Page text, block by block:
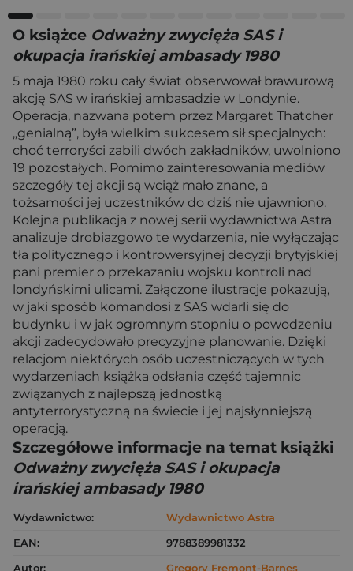
O książce Odważny zwycięża SAS i
okupacja irańskiej ambasady 1980
5 maja 1980 roku cały świat obserwował brawurową
akcję SAS w irańskiej ambasadzie w Londynie.
Operacja, nazwana potem przez Margaret Thatcher
„genialną”, była wielkim sukcesem sił specjalnych:
choć terroryści zabili dwóch zakładników, uwolniono
19 pozostałych. Pomimo zainteresowania mediów
szczegóły tej akcji są wciąż mało znane, a
tożsamości jej uczestników do dziś nie ujawniono.
Kolejna publikacja z nowej serii wydawnictwa Astra
analizuje drobiazgowo te wydarzenia, nie wyłączając
tła politycznego i kontrowersyjnej decyzji brytyjskiej
pani premier o przekazaniu wojsku kontroli nad
londyńskimi ulicami. Załączone ilustracje pokazują,
w jaki sposób komandosi z SAS wdarli się do
budynku i w jak ogromnym stopniu o powodzeniu
akcji zadecydowało precyzyjne planowanie. Dzięki
relacjom niektórych osób uczestniczących w tych
wydarzeniach książka odsłania część tajemnic
związanych z najlepszą jednostką
antyterrorystyczną na świecie i jej najsłynniejszą
operacją.
Szczegółowe informacje na temat książki
Odważny zwycięża SAS i okupacja
irańskiej ambasady 1980
Wydawnictwo:
Wydawnictwo Astra
EAN:
9788389981332
Autor:
Gregory Fremont-Barnes